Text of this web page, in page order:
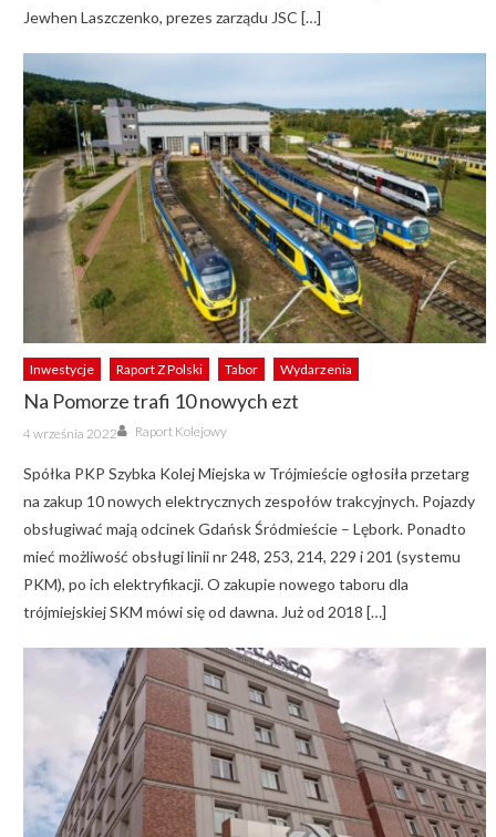
Jewhen Laszczenko, prezes zarządu JSC […]
Inwestycje Raport Z Polski Tabor Wydarzenia
Na Pomorze trafi 10 nowych ezt
Posted
on
4 września 2022 Author
Raport Kolejowy
Spółka PKP Szybka Kolej Miejska w Trójmieście ogłosiła przetarg
na zakup 10 nowych elektrycznych zespołów trakcyjnych. Pojazdy
obsługiwać mają odcinek Gdańsk Śródmieście – Lębork. Ponadto
mieć możliwość obsługi linii nr 248, 253, 214, 229 i 201 (systemu
PKM), po ich elektryfikacji. O zakupie nowego taboru dla
trójmiejskiej SKM mówi się od dawna. Już od 2018 […]